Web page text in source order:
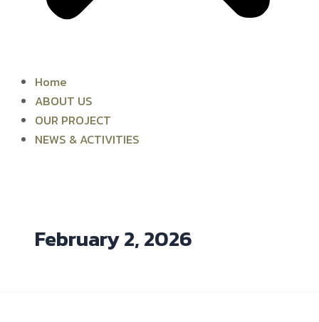
Home
ABOUT US
OUR PROJECT
NEWS & ACTIVITIES
February 2, 2026